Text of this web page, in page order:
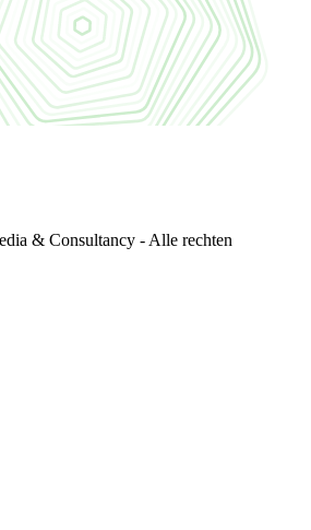
& Consultancy - Alle rechten